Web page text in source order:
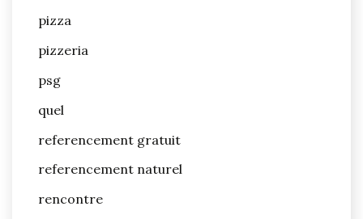
pizza
pizzeria
psg
quel
referencement gratuit
referencement naturel
rencontre